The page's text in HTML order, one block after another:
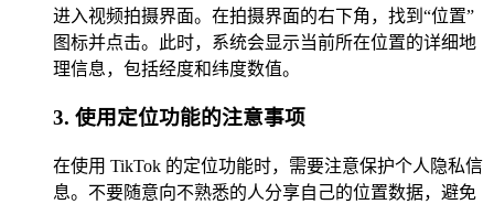
进入视频拍摄界面。在拍摄界面的右下角，找到“位置”
图标并点击。此时，系统会显示当前所在位置的详细地
理信息，包括经度和纬度数值。
3. 使用定位功能的注意事项
在使用 TikTok 的定位功能时，需要注意保护个人隐私信
息。不要随意向不熟悉的人分享自己的位置数据，避免